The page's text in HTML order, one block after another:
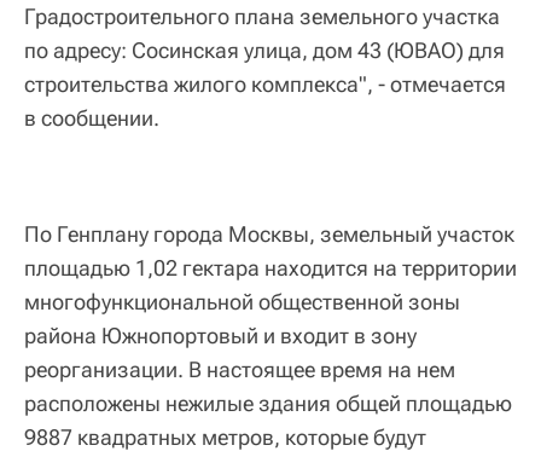
Градостроительного плана земельного участка
по адресу: Сосинская улица, дом 43 (ЮВАО) для
строительства жилого комплекса", - отмечается
в сообщении.
По Генплану города Москвы, земельный участок
площадью 1,02 гектара находится на территории
многофункциональной общественной зоны
района Южнопортовый и входит в зону
реорганизации. В настоящее время на нем
расположены нежилые здания общей площадью
9887 квадратных метров, которые будут